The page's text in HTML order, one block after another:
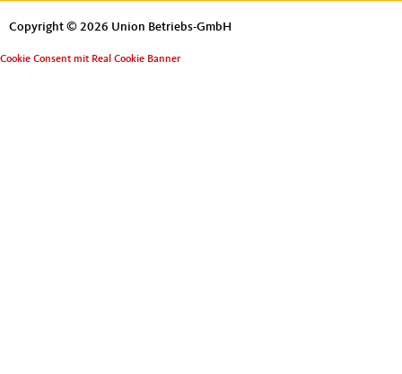
Copyright © 2026 Union Betriebs-GmbH
Cookie Consent mit Real Cookie Banner